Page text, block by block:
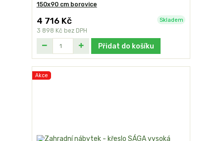
150x90 cm borovice
4 716 Kč
3 898 Kč bez DPH
Skladem
Přidat do košíku
Akce